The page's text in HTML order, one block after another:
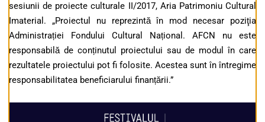
sesiunii de proiecte culturale II/2017, Aria Patrimoniu Cultural
Imaterial. „Proiectul nu reprezintă în mod necesar poziţia
Administrației Fondului Cultural Național. AFCN nu este
responsabilă de conținutul proiectului sau de modul în care
rezultatele proiectului pot fi folosite. Acestea sunt în întregime
responsabilitatea beneficiarului finanțării.”